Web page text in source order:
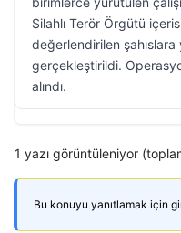
Silahlı Terör Örgütü
değerlendirilen
gerçekleştirildi.
alındı.
1 yazı görüntüleniyor
Bu konuyu yanıtlamak için